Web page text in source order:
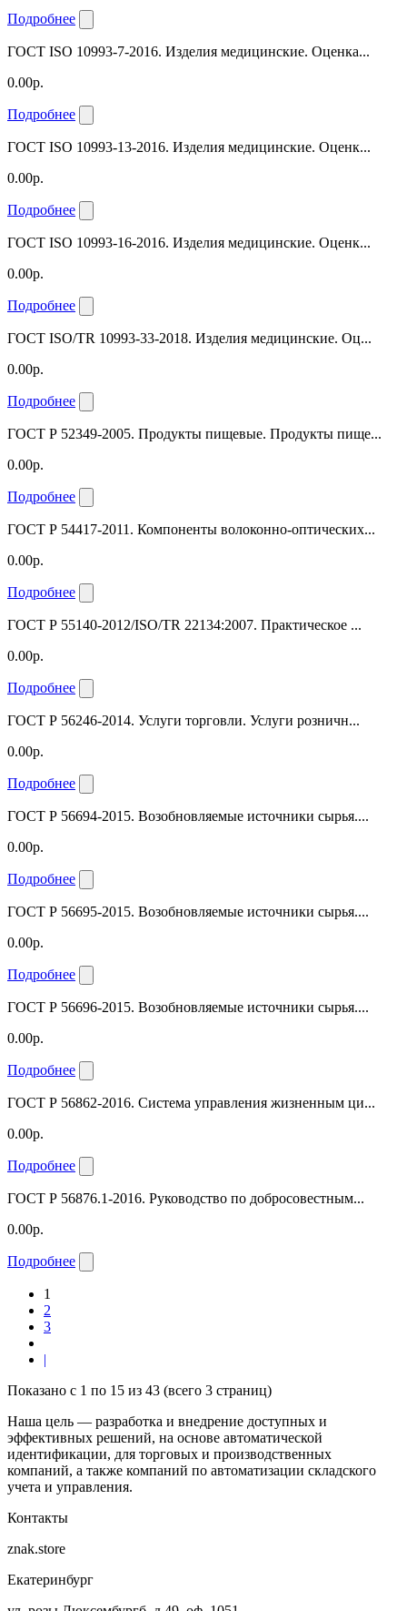
Подробнее
ГОСТ ISO 10993-7-2016. Изделия медицинские. Оценка...
0.00р.
Подробнее
ГОСТ ISO 10993-13-2016. Изделия медицинские. Оценк...
0.00р.
Подробнее
ГОСТ ISO 10993-16-2016. Изделия медицинские. Оценк...
0.00р.
Подробнее
ГОСТ ISO/TR 10993-33-2018. Изделия медицинские. Оц...
0.00р.
Подробнее
ГОСТ Р 52349-2005. Продукты пищевые. Продукты пище...
0.00р.
Подробнее
ГОСТ Р 54417-2011. Компоненты волоконно-оптических...
0.00р.
Подробнее
ГОСТ Р 55140-2012/ISO/TR 22134:2007. Практическое ...
0.00р.
Подробнее
ГОСТ Р 56246-2014. Услуги торговли. Услуги розничн...
0.00р.
Подробнее
ГОСТ Р 56694-2015. Возобновляемые источники сырья....
0.00р.
Подробнее
ГОСТ Р 56695-2015. Возобновляемые источники сырья....
0.00р.
Подробнее
ГОСТ Р 56696-2015. Возобновляемые источники сырья....
0.00р.
Подробнее
ГОСТ Р 56862-2016. Система управления жизненным ци...
0.00р.
Подробнее
ГОСТ Р 56876.1-2016. Руководство по добросовестным...
0.00р.
Подробнее
1
2
3
|
Показано с 1 по 15 из 43 (всего 3 страниц)
Наша цель — разработка и внедрение доступных и
эффективных решений, на основе автоматической
идентификации, для торговых и производственных
компаний, а также компаний по автоматизации складского
учета и управления.
Контакты
znak.store
Екатеринбург